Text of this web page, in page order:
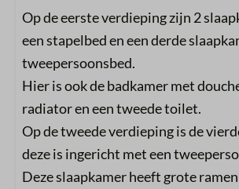
Op de eerste verdieping zijn 2
een stapelbed en een derde
tweepersoonsbed.
Hier is ook de badkamer met
radiator en een tweede toilet.
Op de tweede verdieping is de
deze is ingericht met een
Deze slaapkamer heeft grote